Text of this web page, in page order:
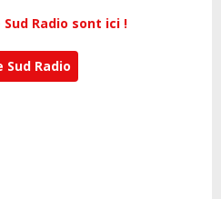
Radio sont ici !
Sud Radio